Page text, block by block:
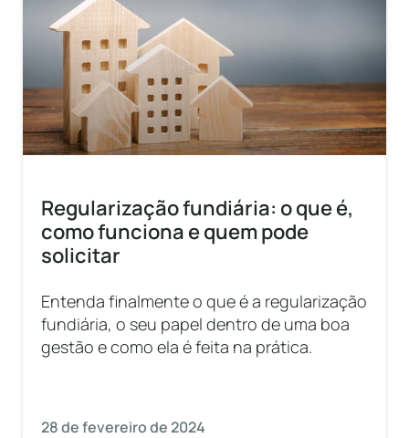
Regularização fundiária: o que é,
como funciona e quem pode
solicitar
Entenda finalmente o que é a regularização
fundiária, o seu papel dentro de uma boa
gestão e como ela é feita na prática.
28 de fevereiro de 2024